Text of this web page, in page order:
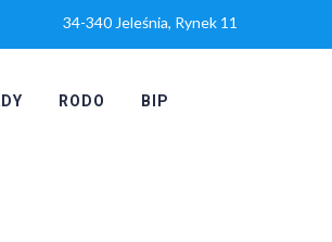
34-340 Jeleśnia, Rynek 11
RODO BIP